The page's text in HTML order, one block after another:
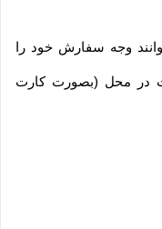
وجه سفارش خود را
در محل (بصورت کارت